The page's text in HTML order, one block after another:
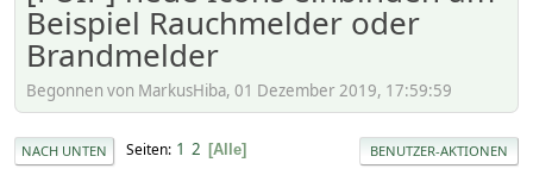
Beispiel Rauchmelder oder
Brandmelder
Begonnen von MarkusHiba, 01 Dezember 2019, 17:59:59
NACH UNTEN Seiten 1 2 Alle BENUTZER-AKTIONEN